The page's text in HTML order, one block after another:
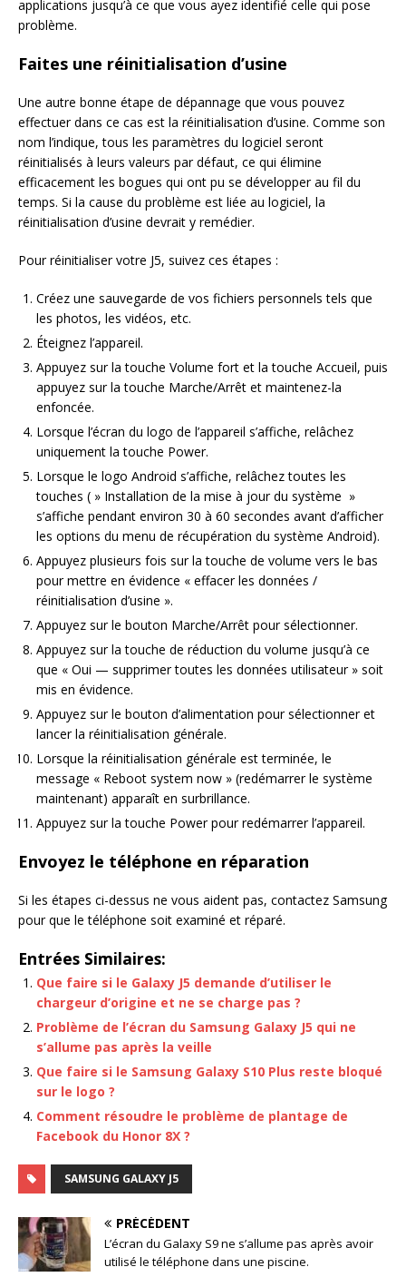
applications jusqu’à ce que vous ayez identifié celle qui pose
problème.
Faites une réinitialisation d’usine
Une autre bonne étape de dépannage que vous pouvez
effectuer dans ce cas est la réinitialisation d’usine. Comme son
nom l’indique, tous les paramètres du logiciel seront
réinitialisés à leurs valeurs par défaut, ce qui élimine
efficacement les bogues qui ont pu se développer au fil du
temps. Si la cause du problème est liée au logiciel, la
réinitialisation d’usine devrait y remédier.
Pour réinitialiser votre J5, suivez ces étapes :
Créez une sauvegarde de vos fichiers personnels tels que
les photos, les vidéos, etc.
Éteignez l’appareil.
Appuyez sur la touche Volume fort et la touche Accueil, puis
appuyez sur la touche Marche/Arrêt et maintenez-la
enfoncée.
Lorsque l’écran du logo de l’appareil s’affiche, relâchez
uniquement la touche Power.
Lorsque le logo Android s’affiche, relâchez toutes les
touches ( » Installation de la mise à jour du système »
s’affiche pendant environ 30 à 60 secondes avant d’afficher
les options du menu de récupération du système Android).
Appuyez plusieurs fois sur la touche de volume vers le bas
pour mettre en évidence « effacer les données /
réinitialisation d’usine ».
Appuyez sur le bouton Marche/Arrêt pour sélectionner.
Appuyez sur la touche de réduction du volume jusqu’à ce
que « Oui — supprimer toutes les données utilisateur » soit
mis en évidence.
Appuyez sur le bouton d’alimentation pour sélectionner et
lancer la réinitialisation générale.
Lorsque la réinitialisation générale est terminée, le
message « Reboot system now » (redémarrer le système
maintenant) apparaît en surbrillance.
Appuyez sur la touche Power pour redémarrer l’appareil.
Envoyez le téléphone en réparation
Si les étapes ci-dessus ne vous aident pas, contactez Samsung
pour que le téléphone soit examiné et réparé.
Entrées Similaires:
Que faire si le Galaxy J5 demande d’utiliser le
chargeur d’origine et ne se charge pas ?
Problème de l’écran du Samsung Galaxy J5 qui ne
s’allume pas après la veille
Que faire si le Samsung Galaxy S10 Plus reste bloqué
sur le logo ?
Comment résoudre le problème de plantage de
Facebook du Honor 8X ?
SAMSUNG GALAXY J5
PRÉCÉDENT
L’écran du Galaxy S9 ne s’allume pas après avoir
utilisé le téléphone dans une piscine.